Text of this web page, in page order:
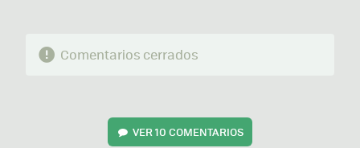
Comentarios cerrados
VER10 COMENTARIOS